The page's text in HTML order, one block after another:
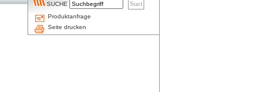
SUCHE
Produktanfrage
Seite drucken